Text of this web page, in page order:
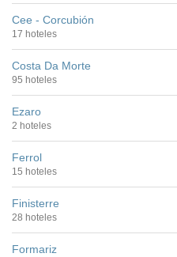
Cee - Corcubión
17 hoteles
Costa Da Morte
95 hoteles
Ezaro
2 hoteles
Ferrol
15 hoteles
Finisterre
28 hoteles
Formariz